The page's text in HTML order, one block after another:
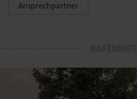
Ansprechpartner